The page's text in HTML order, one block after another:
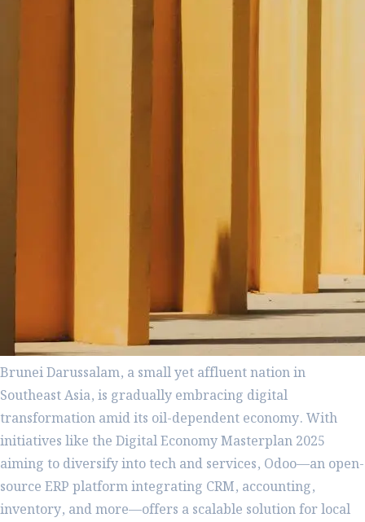
Brunei Darussalam, a small yet affluent nation in
Southeast Asia, is gradually embracing digital
transformation amid its oil-dependent economy. With
initiatives like the Digital Economy Masterplan 2025
aiming to diversify into tech and services, Odoo—an open-
source ERP platform integrating CRM, accounting,
inventory, and more—offers a scalable solution for local